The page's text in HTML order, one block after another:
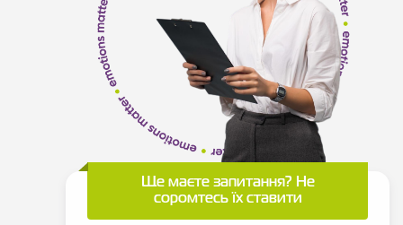
Ще маєте запитання? Не
соромтесь їх ставити